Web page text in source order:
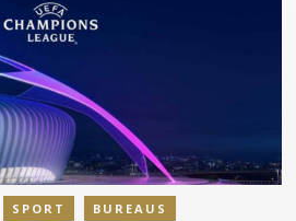
SPORT BUREAUS